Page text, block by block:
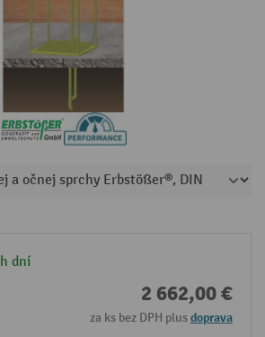
dní
2 662,00 €
za ks bez DPH plusdoprava